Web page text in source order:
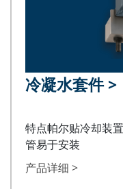
冷凝水套件>
特点帕尔贴冷却装
管易于安装
产品详细 >